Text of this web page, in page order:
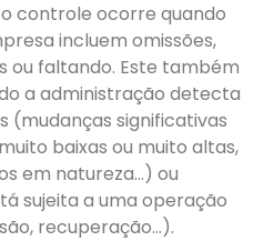
o controle ocorre quando
incluem omissões,
ou faltando. Este também
a administração detecta
(mudanças significativas
baixas ou muito altas,
em natureza…) ou
sujeita a uma operação
recuperação…).